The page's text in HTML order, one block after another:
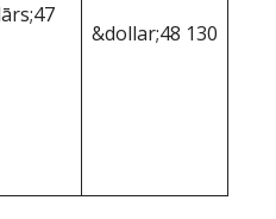
&dollar;48 130